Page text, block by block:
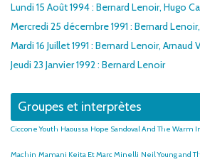
Lundi 15 Août 1994 : Bernard Lenoir, Hugo
Mercredi 25 décembre 1991 : Bernard Lenoir,
Mardi 16 Juillet 1991 : Bernard Lenoir, Arnaud
Jeudi 23 Janvier 1992 : Bernard Lenoir
Groupes et interprètes
Ciccone Youth Haoussa Hope Sandoval And The Warm
Machin Mamani Keita Et Marc Minelli Neil Young and